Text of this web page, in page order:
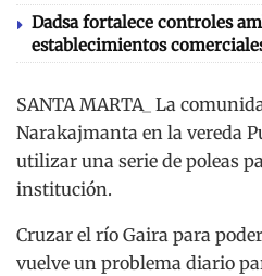
Dadsa fortalece controles
establecimientos
SANTA MARTA_ La
Narakajmanta en la vereda
utilizar una serie de poleas
institución.
Cruzar el río Gaira para
vuelve un problema diario